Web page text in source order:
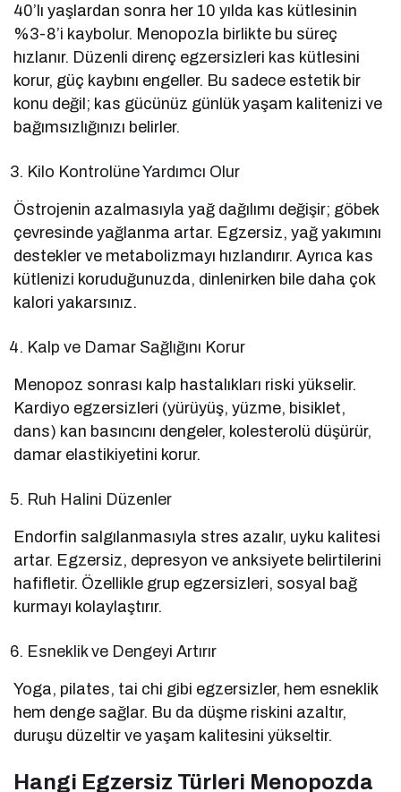
40’lı yaşlardan sonra her 10 yılda kas kütlesinin
%3-8’i kaybolur. Menopozla birlikte bu süreç
hızlanır. Düzenli direnç egzersizleri kas kütlesini
korur, güç kaybını engeller. Bu sadece estetik bir
konu değil; kas gücünüz günlük yaşam kalitenizi ve
bağımsızlığınızı belirler.
Kilo Kontrolüne Yardımcı Olur
Östrojenin azalmasıyla yağ dağılımı değişir; göbek
çevresinde yağlanma artar. Egzersiz, yağ yakımını
destekler ve metabolizmayı hızlandırır. Ayrıca kas
kütlenizi koruduğunuzda, dinlenirken bile daha çok
kalori yakarsınız.
Kalp ve Damar Sağlığını Korur
Menopoz sonrası kalp hastalıkları riski yükselir.
Kardiyo egzersizleri (yürüyüş, yüzme, bisiklet,
dans) kan basıncını dengeler, kolesterolü düşürür,
damar elastikiyetini korur.
Ruh Halini Düzenler
Endorfin salgılanmasıyla stres azalır, uyku kalitesi
artar. Egzersiz, depresyon ve anksiyete belirtilerini
hafifletir. Özellikle grup egzersizleri, sosyal bağ
kurmayı kolaylaştırır.
Esneklik ve Dengeyi Artırır
Yoga, pilates, tai chi gibi egzersizler, hem esneklik
hem denge sağlar. Bu da düşme riskini azaltır,
duruşu düzeltir ve yaşam kalitesini yükseltir.
Hangi Egzersiz Türleri Menopozda